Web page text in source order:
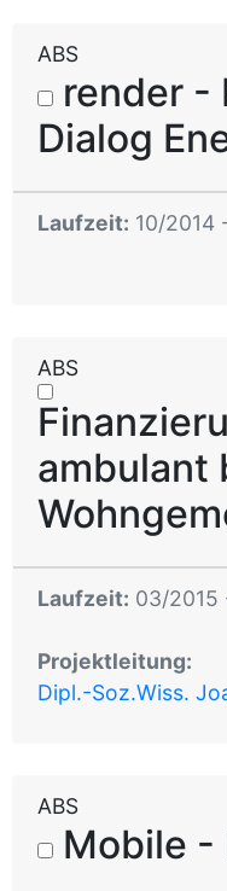
ABS
render -
Dialog
Laufzeit: 10/2014
ABS
ambulant
Laufzeit: 03/2015
Projektleitung:
Dipl.-Soz.Wiss.
ABS
Mobile -